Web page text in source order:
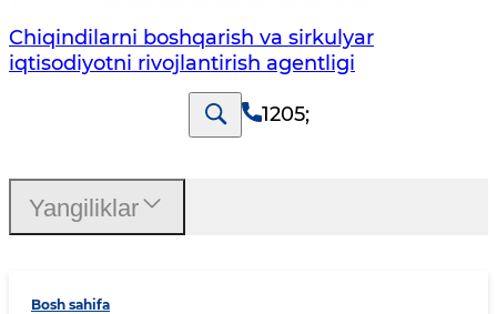
Chiqindilarni boshqarish va sirkulyar
iqtisodiyotni rivojlantirish agentligi
1205;
Bosh sahifa
Yangiliklar